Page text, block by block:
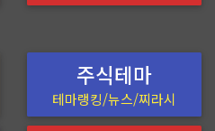
주식테마
테마랭킹/뉴스/찌라시